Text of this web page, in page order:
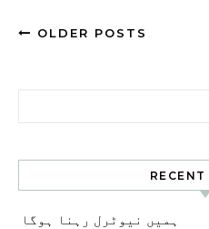
OLDER POSTS
ہمیں نیوٹرل رہنا ہوگا